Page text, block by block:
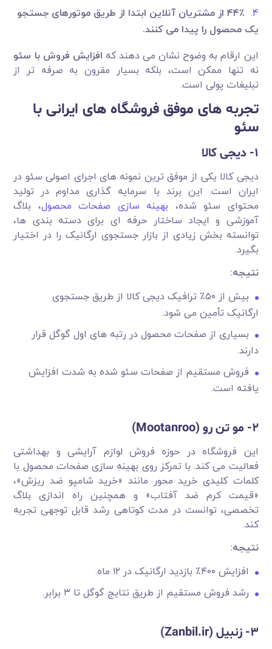
۴۴٪
از مشتریان آنلاین ابتدا از طریق موتورهای جستجو
یک محصول را پیدا می کنند.
این ارقام به وضوح نشان می دهند که افزایش فروش با سئو
نه تنها ممکن است، بلکه بسیار مقرون به صرفه تر از
تبلیغات پولی است.
تجربه های موفق فروشگاه های ایرانی با
سئو
1- دیجی کالا
دیجی کالا یکی از موفق ترین نمونه های اجرای اصولی سئو در
ایران است. این برند با سرمایه گذاری مداوم در تولید
محتوای سئو شده، بهینه سازی صفحات محصول، بلاگ
آموزشی و ایجاد ساختار حرفه ای برای دسته بندی ها،
توانسته بخش زیادی از بازار جستجوی ارگانیک را در اختیار
بگیرد.
نتیجه:
بیش از ۵۰٪ ترافیک دیجی کالا از طریق جستجوی
ارگانیک تأمین می شود.
بسیاری از صفحات محصول در رتبه های اول گوگل قرار
دارند.
فروش مستقیم از صفحات سئو شده به شدت افزایش
یافته است.
2- مو تن رو (Mootanroo)
این فروشگاه در حوزه فروش لوازم آرایشی و بهداشتی
فعالیت می کند. با تمرکز روی بهینه سازی صفحات محصول با
کلمات کلیدی خرید محور مانند «خرید شامپو ضد ریزش»،
«قیمت کرم ضد آفتاب» و همچنین راه اندازی بلاگ
تخصصی، توانست در مدت کوتاهی رشد قابل توجهی تجربه
کند.
نتیجه:
افزایش ۴۰۰٪ بازدید ارگانیک در ۱۲ ماه.
رشد فروش مستقیم از طریق نتایج گوگل تا ۳ برابر.
3- زنبیل (Zanbil.ir)